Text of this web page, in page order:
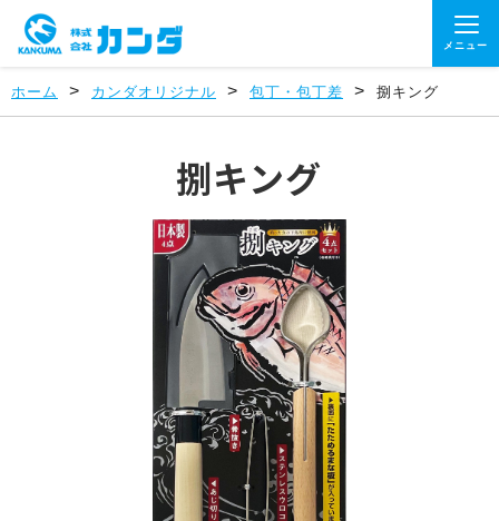
メニュー
ホーム > カンダオリジナル > 包丁・包丁差 > 捌キング
捌キング